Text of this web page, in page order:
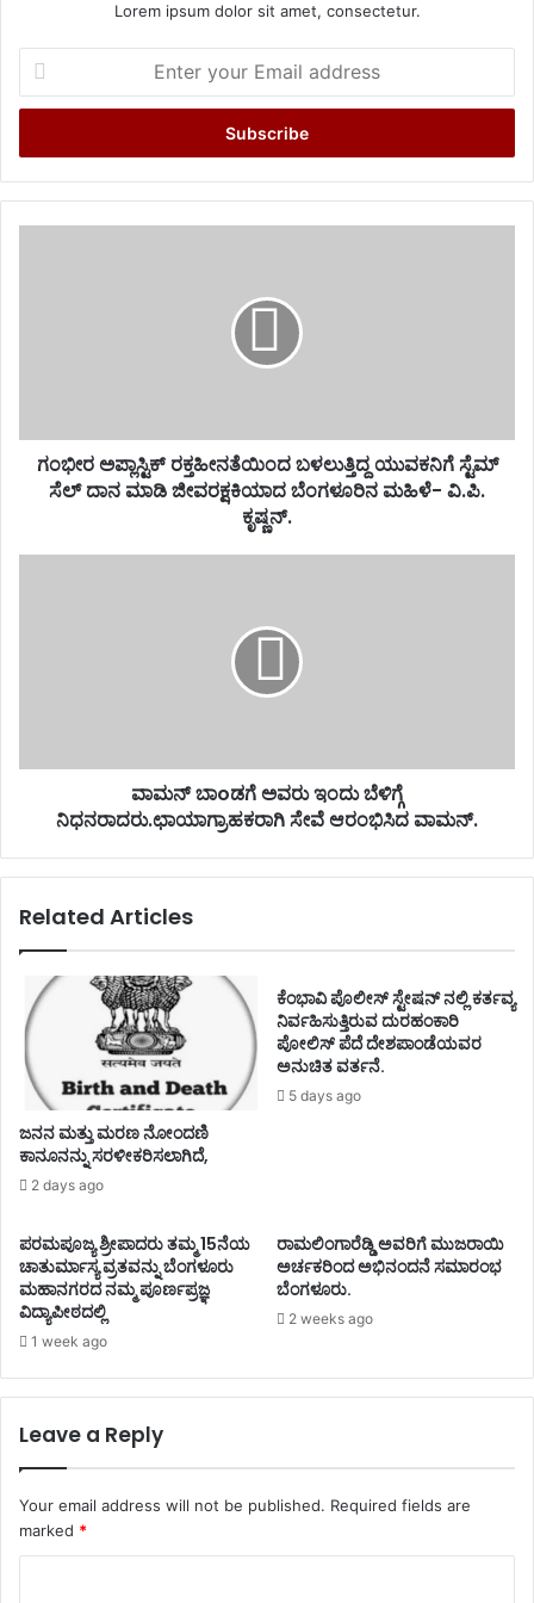
Lorem ipsum dolor sit amet, consectetur.
your
Email
ಗಂಭೀರ ಅಪ್ಲಾಸ್ಟಿಕ್ ರಕ್ತಹೀನತೆಯಿಂದ ಬಳಲುತ್ತಿದ್ದ ಯುವಕನಿಗೆ ಸ್ಟೆಮ್
ಸೆಲ್ ದಾನ ಮಾಡಿ ಜೀವರಕ್ಷಕಿಯಾದ ಬೆಂಗಳೂರಿನ ಮಹಿಳೆ- ವಿ.ಪಿ.
ಕೃಷ್ಣನ್.
ವಾಮನ್ ಬಾoಡಗೆ ಅವರು ಇಂದು ಬೆಳಿಗ್ಗೆ
ನಿಧನರಾದರು.ಛಾಯಾಗ್ರಾಹಕರಾಗಿ ಸೇವೆ ಆರಂಭಿಸಿದ ವಾಮನ್.
Related Articles
ಜನನ ಮತ್ತು ಮರಣ ನೋಂದಣಿ
ಕಾನೂನನ್ನು ಸರಳೀಕರಿಸಲಾಗಿದೆ,
2 days ago
ಕೆಂಭಾವಿ ಪೊಲೀಸ್ ಸ್ಟೇಷನ್ ನಲ್ಲಿ ಕರ್ತವ್ಯ
ನಿರ್ವಹಿಸುತ್ತಿರುವ ದುರಹಂಕಾರಿ
ಪೋಲಿಸ್ ಪೆದೆ ದೇಶಪಾಂಡೆಯವರ
ಅನುಚಿತ ವರ್ತನೆ.
5 days ago
ಪರಮಪೂಜ್ಯ ಶ್ರೀಪಾದರು ತಮ್ಮ 15ನೆಯ
ಚಾತುರ್ಮಾಸ್ಯ ವ್ರತವನ್ನು ಬೆಂಗಳೂರು
ಮಹಾನಗರದ ನಮ್ಮ ಪೂರ್ಣಪ್ರಜ್ಞ
ವಿದ್ಯಾಪೀಠದಲ್ಲಿ
1 week ago
ರಾಮಲಿಂಗಾರೆಡ್ಡಿ ಅವರಿಗೆ ಮುಜರಾಯಿ
ಅರ್ಚಕರಿಂದ ಅಭಿನಂದನೆ ಸಮಾರಂಭ
ಬೆಂಗಳೂರು.
2 weeks ago
Leave a Reply
Your email address will not be published. Required fields are
marked *